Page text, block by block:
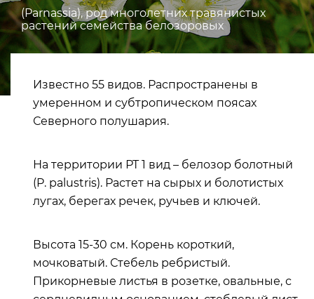
(Parnassia), род многолетних травянистых
растений семейства белозоровых
Известно 55 видов. Распространены в
умеренном и субтропическом поясах
Северного полушария.
На территории РТ 1 вид – белозор болотный
(P. palustris). Растет на сырых и болотистых
лугах, берегах речек, ручьев и ключей.
Высота 15-30 см. Корень короткий,
мочковатый. Стебель ребристый.
Прикорневые листья в розетке, овальные, с